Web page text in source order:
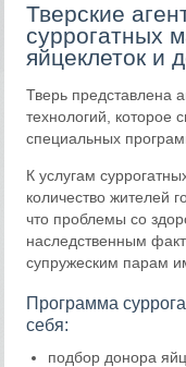
Тверские
суррогатных
яйцеклеток и
Тверь представлена
технологий, которое
специальных
К услугам
количество жителей
что проблемы со
наследственным
супружеским парам
Программа
себя:
подбор донора